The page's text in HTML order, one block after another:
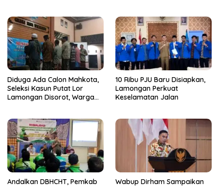
Diduga Ada Calon Mahkota,
Seleksi Kasun Putat Lor
Lamongan Disorot, Warga
10 Ribu PJU Baru Disiapkan,
Lamongan Perkuat
Keselamatan Jalan
Andalkan DBHCHT, Pemkab
Wabup Dirham Sampaikan